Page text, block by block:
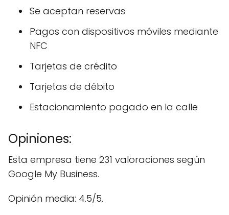
Se aceptan reservas
Pagos con dispositivos móviles mediante
NFC
Tarjetas de crédito
Tarjetas de débito
Estacionamiento pagado en la calle
Opiniones:
Esta empresa tiene 231 valoraciones según
Google My Business.
Opinión media: 4.5/5.